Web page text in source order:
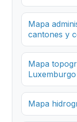
Mapa
cantones y
Mapa
Luxemburgo
Mapa